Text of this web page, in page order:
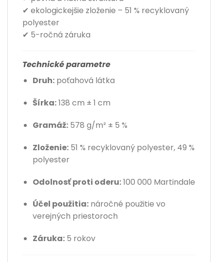
✔ ekologickejšie zloženie – 51 % recyklovaný
polyester
✔ 5-ročná záruka
Technické parametre
Druh:poťahová látka
Šírka:138 cm ± 1 cm
Gramáž:578 g/m² ± 5 %
Zloženie:51 % recyklovaný polyester, 49 %
polyester
Odolnosť proti oderu:100 000 Martindale
Účel použitia:náročné použitie vo
verejných priestoroch
Záruka:5 rokov